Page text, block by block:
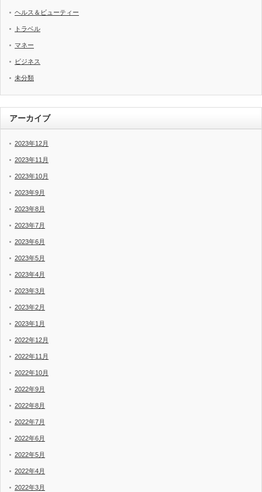
ヘルス＆ビューティー
トラベル
マネー
ビジネス
未分類
アーカイブ
2023年12月
2023年11月
2023年10月
2023年9月
2023年8月
2023年7月
2023年6月
2023年5月
2023年4月
2023年3月
2023年2月
2023年1月
2022年12月
2022年11月
2022年10月
2022年9月
2022年8月
2022年7月
2022年6月
2022年5月
2022年4月
2022年3月